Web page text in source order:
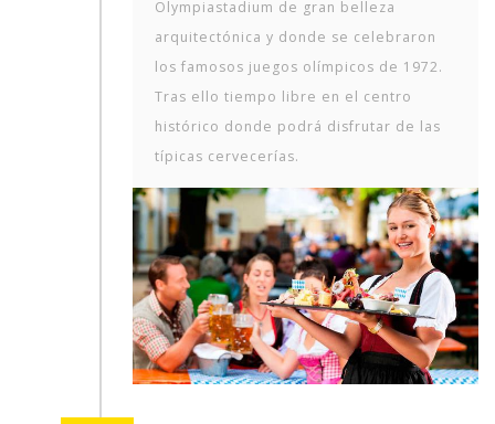
Olympiastadium de gran belleza
arquitectónica y donde se celebraron
los famosos juegos olímpicos de 1972.
Tras ello tiempo libre en el centro
histórico donde podrá disfrutar de las
típicas cervecerías.